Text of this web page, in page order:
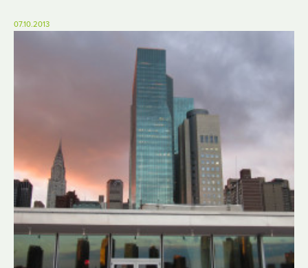
07.10.2013